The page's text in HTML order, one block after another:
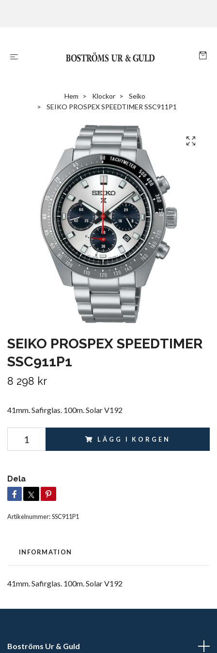
Hem Klockor
Seiko
SEIKO PROSPEX SPEEDTIMER SSC911P1
SEIKO PROSPEX SPEEDTIMER
SSC911P1
8 298 kr
41mm. Safirglas. 100m. Solar V192
LÄGG I KORGEN
Dela
Artikelnummer:SSC911P1
INFORMATION
41mm. Safirglas. 100m. Solar V192
Boströms Ur & Guld